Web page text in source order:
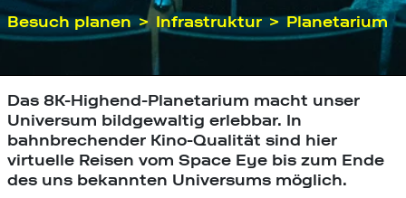
Besuch planen Infrastruktur Planetarium
Das 8K-Highend-Planetarium macht unser
Universum bildgewaltig erlebbar. In
bahnbrechender Kino-Qualität sind hier
virtuelle Reisen vom Space Eye bis zum Ende
des uns bekannten Universums möglich.